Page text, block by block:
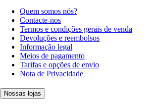
Quem somos nós?
Contacte-nos
Termos e condições gerais de venda
Devoluções e reembolsos
Informação legal
Meios de pagamento
Tarifas e opções de envio
Nota de Privacidade
Nossas lojas